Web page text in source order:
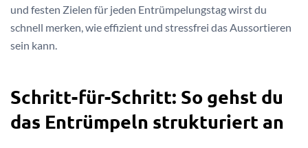
und festen Zielen für jeden Entrümpelungstag wirst du
schnell merken, wie effizient und stressfrei das Aussortieren
sein kann.
Schritt-für-Schritt: So gehst du
das Entrümpeln strukturiert an